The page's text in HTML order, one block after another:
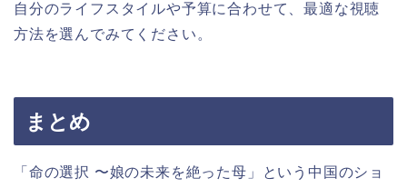
自分のライフスタイルや予算に合わせて、最適な視聴
方法を選んでみてください。
まとめ
「命の選択 〜娘の未来を絶った母」という中国のショ